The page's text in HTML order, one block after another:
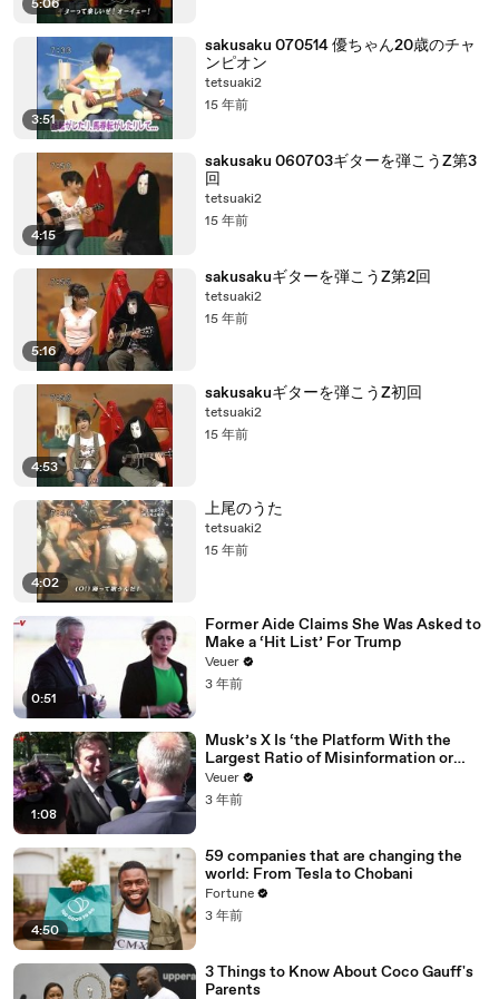
5:06
3:51
sakusaku 070514 優ちゃん20歳のチャ
ンピオン
tetsuaki2
15 年前
4:15
sakusaku 060703ギターを弾こうZ第3
回
tetsuaki2
15 年前
5:16
sakusakuギターを弾こうZ第2回
tetsuaki2
15 年前
4:53
sakusakuギターを弾こうZ初回
tetsuaki2
15 年前
4:02
上尾のうた
tetsuaki2
15 年前
0:51
Former Aide Claims She Was Asked to
Make a ‘Hit List’ For Trump
Veuer
3 年前
1:08
Musk’s X Is ‘the Platform With the
Largest Ratio of Misinformation or
Disinformation’ Amongst All Social
Media Platforms
Veuer
3 年前
4:50
59 companies that are changing the
world: From Tesla to Chobani
Fortune
3 年前
3 Things to Know About Coco Gauff's
Parents